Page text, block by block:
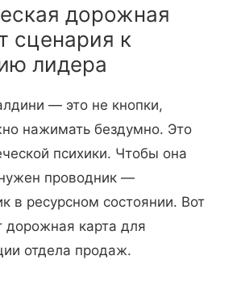
дорожная
сценария к
лидера
— это не кнопки,
нажимать бездумно. Это
психики. Чтобы она
проводник —
в ресурсном состоянии. Вот
дорожная карта для
отдела продаж.